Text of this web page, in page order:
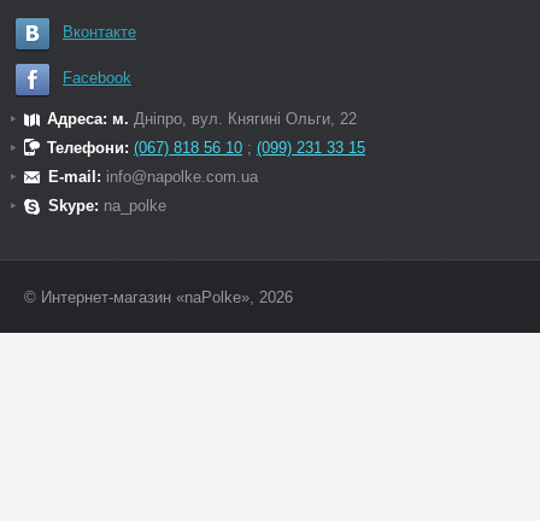
Вконтакте
Facebook
Адреса: м. Дніпро, вул. Княгині Ольги, 22
Телефони: (067) 818 56 10 ; (099) 231 33 15
E-mail: info@napolke.com.ua
Skype: na_polke
© Интернет-магазин «naPolke», 2026